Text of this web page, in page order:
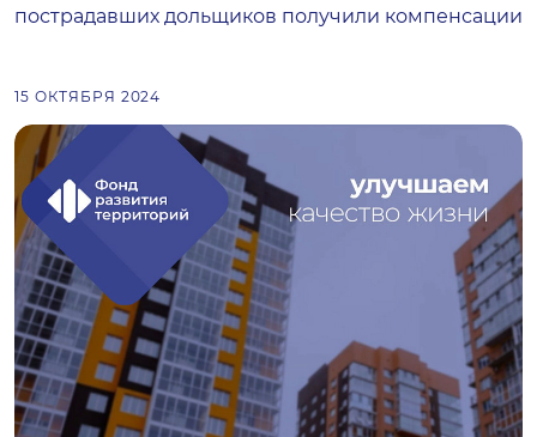
пострадавших дольщиков получили компенсации
15 ОКТЯБРЯ 2024